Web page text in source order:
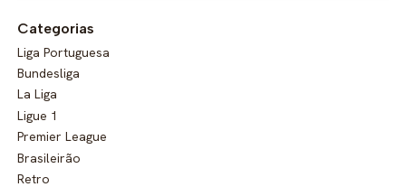
Categorias
Liga Portuguesa
Bundesliga
La Liga
Ligue 1
Premier League
Brasileirão
Retro